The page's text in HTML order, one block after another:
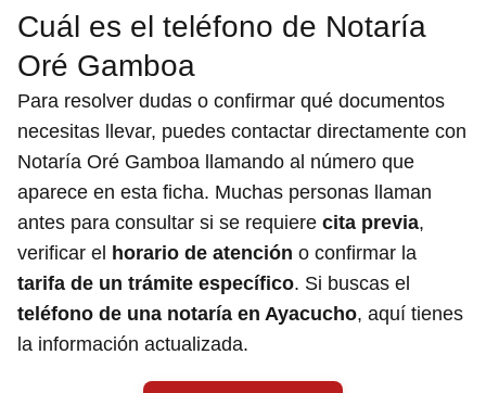
Cuál es el teléfono de Notaría
Oré Gamboa
Para resolver dudas o confirmar qué documentos
necesitas llevar, puedes contactar directamente con
Notaría Oré Gamboa llamando al número que
aparece en esta ficha. Muchas personas llaman
antes para consultar si se requiere cita previa,
verificar el horario de atención o confirmar la
tarifa de un trámite específico. Si buscas el
teléfono de una notaría en Ayacucho, aquí tienes
la información actualizada.